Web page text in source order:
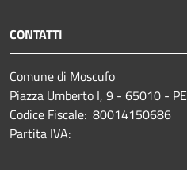
CONTATTI
Comune di Moscufo
Piazza Umberto I, 9 - 65010 - PE
Codice Fiscale: 80014150686
Partita IVA: